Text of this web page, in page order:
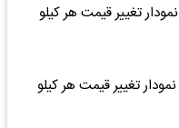
هر کیلو حرارتی - - ۴۲,۵۰۰ (۰.۰۰%)۰ نمودار تغییر قیمت هر کیلو
هر کیلو زیگزاگ - - ۴۲,۵۰۰ (۰.۰۰%)۰ نمودار تغییر قیمت هر کیلو